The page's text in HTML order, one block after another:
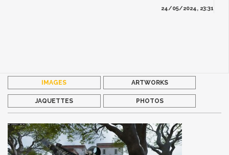
24/05/2024, 23:31
IMAGES ARTWORKS
JAQUETTES PHOTOS